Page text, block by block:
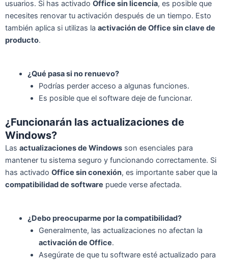
usuarios. Si has activado Office sin licencia, es posible que
necesites renovar tu activación después de un tiempo. Esto
también aplica si utilizas la activación de Office sin clave de
producto.
¿Qué pasa si no renuevo?
Podrías perder acceso a algunas funciones.
Es posible que el software deje de funcionar.
¿Funcionarán las actualizaciones de
Windows?
Las actualizaciones de Windows son esenciales para
mantener tu sistema seguro y funcionando correctamente. Si
has activado Office sin conexión, es importante saber que la
compatibilidad de software puede verse afectada.
¿Debo preocuparme por la compatibilidad?
Generalmente, las actualizaciones no afectan la
activación de Office.
Asegúrate de que tu software esté actualizado para